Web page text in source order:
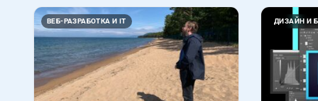
ВЕБ-РАЗРАБОТКА И IT ДИЗАЙН И